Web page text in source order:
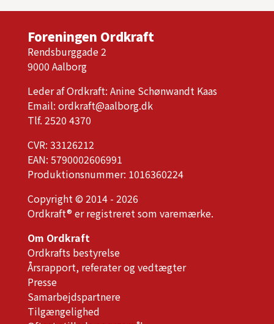
Foreningen Ordkraft
Rendsburggade 2
9000 Aalborg
Leder af Ordkraft: Anine Schønwandt Kaas
Email: ordkraft@aalborg.dk
Tlf. 2520 4370
CVR: 33126212
EAN: 5790002606991
Produktionsnummer: 1016360224
Copyright © 2014 - 2026
Ordkraft® er registreret som varemærke.
Om Ordkraft
Ordkrafts bestyrelse
Årsrapport, referater og vedtægter
Presse
Samarbejdspartnere
Tilgængelighed